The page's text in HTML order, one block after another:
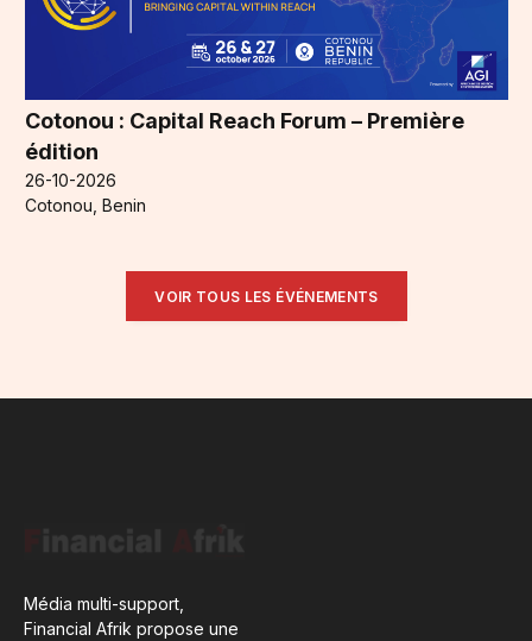
Cotonou : Capital Reach Forum – Première
édition
26-10-2026
Cotonou, Benin
VOIR TOUS LES ÉVÉNEMENTS
Média multi-support,
Financial Afrik propose une